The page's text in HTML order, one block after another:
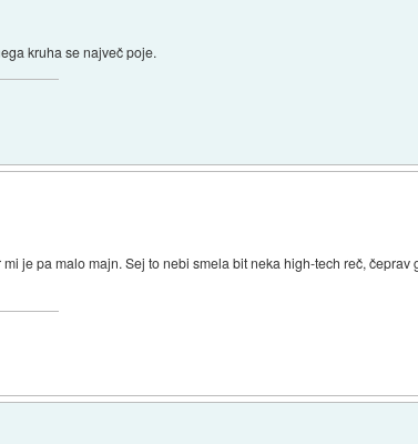
kruha se največ poje.
je pa malo majn. Sej to nebi smela bit neka high-tech reč, čeprav